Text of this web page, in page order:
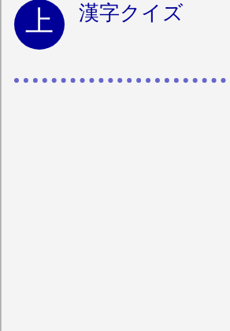
漢字クイズ